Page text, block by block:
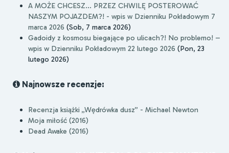
A MOŻE CHCESZ... PRZEZ CHWILĘ POSTEROWAĆ
NASZYM POJAZDEM?! - wpis w Dzienniku Pokładowym 7
marca 2026 (Sob, 7 marca 2026)
Gadoidy z kosmosu biegające po ulicach?! No problemo! –
wpis w Dzienniku Pokładowym 22 lutego 2026 (Pon, 23
lutego 2026)
Najnowsze recenzje:
Recenzja książki „Wędrówka dusz” - Michael Newton
Moja miłość (2016)
Dead Awake (2016)